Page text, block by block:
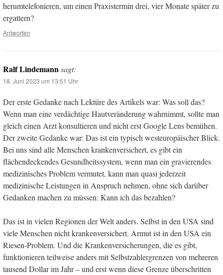
herumtelefonieren, um einen Praxistermin drei, vier Monate später zu
ergattern?
Antworten
Ralf Lindemannsagt:
18. Juni 2023 um 13:51 Uhr
Der erste Gedanke nach Lektüre des Artikels war: Was soll das?
Wenn man eine verdächtige Hautveränderung wahrnimmt, sollte man
gleich einen Arzt konsultieren und nicht erst Google Lens bemühen.
Der zweite Gedanke war: Das ist ein typisch westeuropäischer Blick.
Bei uns sind alle Menschen krankenversichert, es gibt ein
flächendeckendes Gesundheitssystem, wenn man ein gravierendes
medizinisches Problem vermutet, kann man quasi jederzeit
medizinische Leistungen in Anspruch nehmen, ohne sich darüber
Gedanken machen zu müssen: Kann ich das bezahlen?
Das ist in vielen Regionen der Welt anders. Selbst in den USA sind
viele Menschen nicht krankenversichert. Armut ist in den USA ein
Riesen-Problem. Und die Krankenversicherungen, die es gibt,
funktionieren teilweise anders mit Selbstzahlergrenzen von mehreren
tausend Dollar im Jahr – und erst wenn diese Grenze überschritten